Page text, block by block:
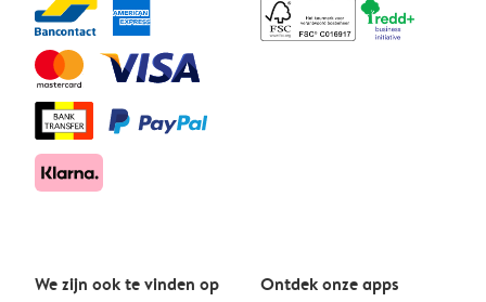
We zijn ook te vinden op Ontdek onze apps